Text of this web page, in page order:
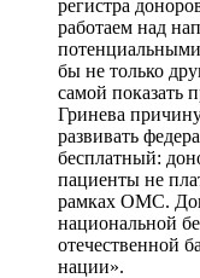
регистра
работаем над
бы не только
самой показать
Гринева
развивать
бесплатный:
пациенты не
рамках ОМС.
национальной
отечественной
нации».